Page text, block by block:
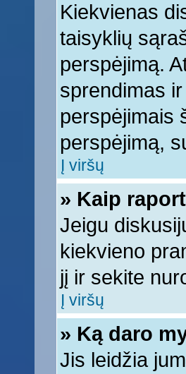
Kiekvienas
taisyklių
perspėjimą.
sprendimas
perspėjimais
perspėjimą,
Į viršų
» Kaip
Jeigu
kiekvieno
jį ir sekite
Į viršų
» Ką daro
Jis leidžia